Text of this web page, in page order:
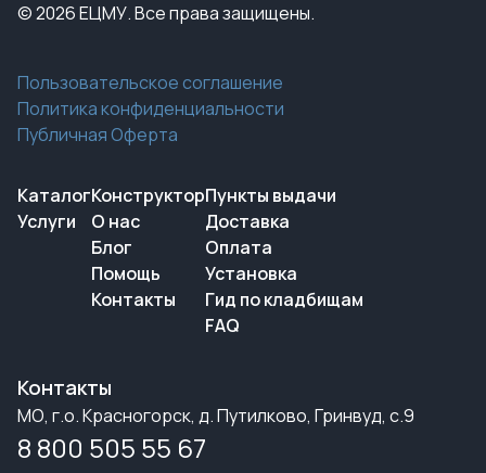
© 2026 ЕЦМУ. Все права защищены.
Пользовательское соглашение
Политика конфиденциальности
Публичная Оферта
Каталог
Услуги
Конструктор
О нас
Блог
Помощь
Контакты
Пункты выдачи
Доставка
Оплата
Установка
Гид по кладбищам
FAQ
Контакты
МО, г.о. Красногорск, д. Путилково, Гринвуд, с.9
8 800 505 55 67